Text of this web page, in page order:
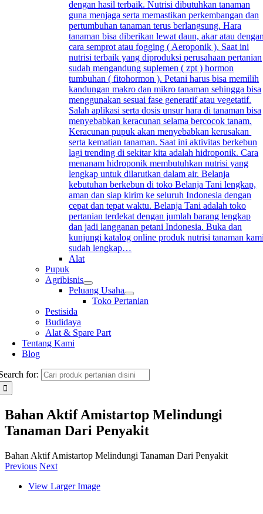
dengan hasil terbaik. Nutrisi dibutuhkan tanaman
guna menjaga serta memastikan perkembangan dan
pertumbuhan tanaman terus berlangsung. Hara
tanaman bisa diberikan lewat daun, akar atau
cara semprot atau fogging ( Aeroponik ). Saat ini
nutrisi terbaik yang diproduksi perusahaan pertanian
sudah mengandung suplemen ( zpt ) hormon
tumbuhan ( fitohormon ). Petani harus bisa memilih
kandungan makro dan mikro tanaman sehingga bisa
menggunakan sesuai fase generatif atau vegetatif.
Salah aplikasi serta dosis unsur hara di tanaman bisa
menyebabkan keracunan selama bercocok tanam.
Keracunan pupuk akan menyebabkan kerusakan
serta kematian tanaman. Saat ini aktivitas berkebun
lagi trending di sekitar kita adalah hidroponik. Cara
menanam hidroponik membutuhkan nutrisi yang
lengkap untuk dilarutkan dalam air. Belanja
kebutuhan berkebun di toko Belanja Tani lengkap,
aman dan siap kirim ke seluruh Indonesia dengan
cepat dan tepat waktu. Belanja Tani adalah toko
pertanian terdekat dengan jumlah barang lengkap
dan jadi langganan petani Indonesia. Buka dan
kunjungi katalog online produk nutrisi tanaman
sudah lengkap…
Alat
Pupuk
Agribisnis
Peluang Usaha
Toko Pertanian
Pestisida
Budidaya
Alat & Spare Part
Tentang Kami
Blog
for:
Bahan Aktif Amistartop Melindungi
Tanaman Dari Penyakit
Bahan Aktif Amistartop Melindungi Tanaman Dari Penyakit
Previous Next
View Larger Image